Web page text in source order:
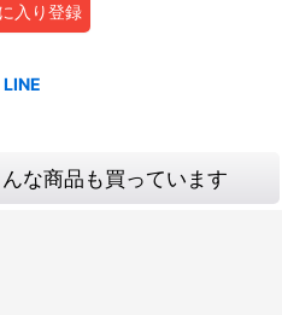
入り登録
な商品も買っています